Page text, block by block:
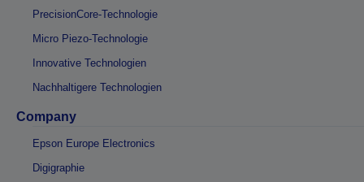
PrecisionCore-Technologie
Micro Piezo-Technologie
Innovative Technologien
Nachhaltigere Technologien
Company
Epson Europe Electronics
Digigraphie